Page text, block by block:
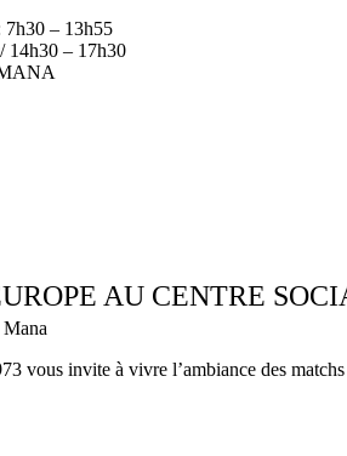
– 13h55
14h30 – 17h30
MANA
AU CENTRE
Mana
vous invite à vivre l’ambiance des